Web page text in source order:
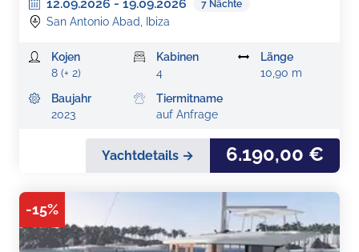
12.09.2026 - 19.09.2026 7 Nächte
San Antonio Abad, Ibiza
Kojen
8 (+ 2)
Kabinen
4
Länge
10,90 m
Baujahr
2023
Tiermitname
auf Anfrage
Yachtdetails → 6.190,00 €
-15%